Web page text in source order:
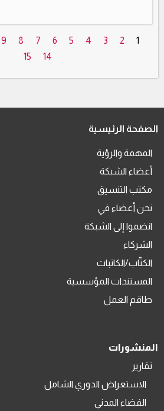
1
2
3
4
5
6
7
8
9
14
15
الصفحة الرئيسية
المهمة والرؤية
أعضاء الشبكة
مكتب التنسيق
نحن أعضاء في
انضموا إلى الشبكة
الشركاء
الكتّاب/الكاتبات
المستندات المؤسسية
طاقم العمل
المنشورات
تقارير
الاستعراض الدوري الشامل
الفضاء المدني